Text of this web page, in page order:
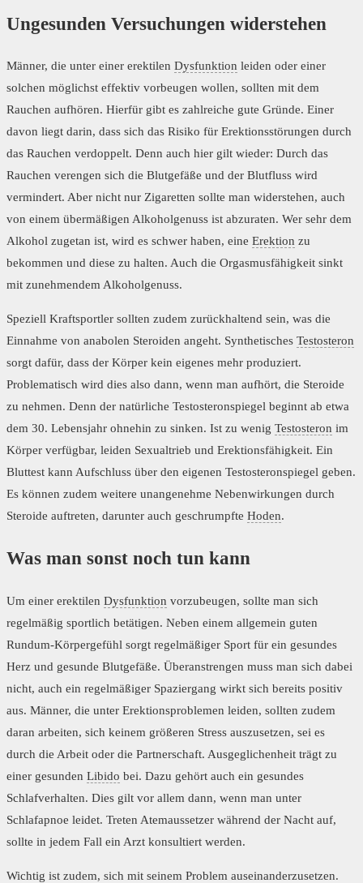
Ungesunden Versuchungen widerstehen
Männer, die unter einer erektilen Dysfunktion leiden oder einer
solchen möglichst effektiv vorbeugen wollen, sollten mit dem
Rauchen aufhören. Hierfür gibt es zahlreiche gute Gründe. Einer
davon liegt darin, dass sich das Risiko für Erektionsstörungen durch
das Rauchen verdoppelt. Denn auch hier gilt wieder: Durch das
Rauchen verengen sich die Blutgefäße und der Blutfluss wird
vermindert. Aber nicht nur Zigaretten sollte man widerstehen, auch
von einem übermäßigen Alkoholgenuss ist abzuraten. Wer sehr dem
Alkohol zugetan ist, wird es schwer haben, eine Erektion zu
bekommen und diese zu halten. Auch die Orgasmusfähigkeit sinkt
mit zunehmendem Alkoholgenuss.
Speziell Kraftsportler sollten zudem zurückhaltend sein, was die
Einnahme von anabolen Steroiden angeht. Synthetisches Testosteron
sorgt dafür, dass der Körper kein eigenes mehr produziert.
Problematisch wird dies also dann, wenn man aufhört, die Steroide
zu nehmen. Denn der natürliche Testosteronspiegel beginnt ab etwa
dem 30. Lebensjahr ohnehin zu sinken. Ist zu wenig Testosteron im
Körper verfügbar, leiden Sexualtrieb und Erektionsfähigkeit. Ein
Bluttest kann Aufschluss über den eigenen Testosteronspiegel geben.
Es können zudem weitere unangenehme Nebenwirkungen durch
Steroide auftreten, darunter auch geschrumpfte Hoden.
Was man sonst noch tun kann
Um einer erektilen Dysfunktion vorzubeugen, sollte man sich
regelmäßig sportlich betätigen. Neben einem allgemein guten
Rundum-Körpergefühl sorgt regelmäßiger Sport für ein gesundes
Herz und gesunde Blutgefäße. Überanstrengen muss man sich dabei
nicht, auch ein regelmäßiger Spaziergang wirkt sich bereits positiv
aus. Männer, die unter Erektionsproblemen leiden, sollten zudem
daran arbeiten, sich keinem größeren Stress auszusetzen, sei es
durch die Arbeit oder die Partnerschaft. Ausgeglichenheit trägt zu
einer gesunden Libido bei. Dazu gehört auch ein gesundes
Schlafverhalten. Dies gilt vor allem dann, wenn man unter
Schlafapnoe leidet. Treten Atemaussetzer während der Nacht auf,
sollte in jedem Fall ein Arzt konsultiert werden.
Wichtig ist zudem, sich mit seinem Problem auseinanderzusetzen.